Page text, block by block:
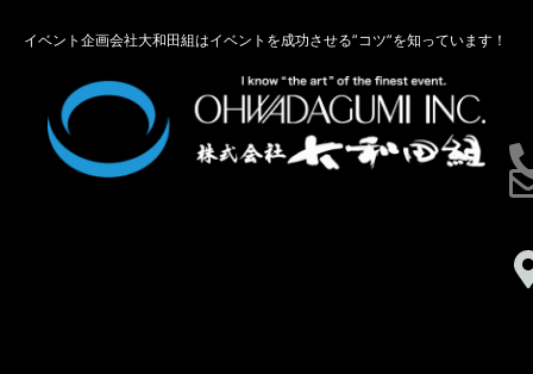
イベント企画会社大和田組はイベントを成功させる”コツ”を知っています！